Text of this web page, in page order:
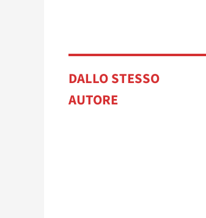
DALLO STESSO
AUTORE